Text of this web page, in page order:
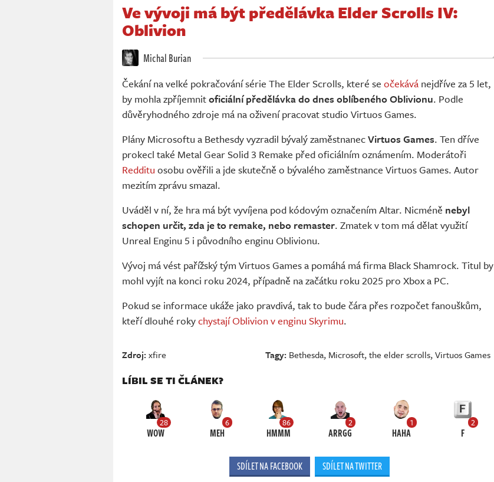
Ve vývoji má být předělávka Elder Scrolls IV:
Oblivion
Michal Burian
Čekání na velké pokračování série The Elder Scrolls, které se očekává nejdříve za 5 let,
by mohla zpříjemnitoficiální předělávka do dnes oblíbeného Oblivionu. Podle
důvěryhodného zdroje má na oživení pracovat studio Virtuos Games.
Plány Microsoftu a Bethesdy vyzradil bývalý zaměstnanecVirtuos Games. Ten dříve
prokecl také Metal Gear Solid 3 Remake před oficiálním oznámením. Moderátoři
Redditu osobu ověřili a jde skutečně o bývalého zaměstnance Virtuos Games. Autor
mezitím zprávu smazal.
Uváděl v ní, že hra má být vyvíjena pod kódovým označením Altar. Nicméně nebyl
schopen určit, zda je to remake, nebo remaster. Zmatek v tom má dělat využití
Unreal Enginu 5 i původního enginu Oblivionu.
Vývoj má vést pařížský tým Virtuos Games a pomáhá má firma Black Shamrock. Titul by
mohl vyjít na konci roku 2024, případně na začátku roku 2025 pro Xbox a PC.
Pokud se informace ukáže jako pravdivá, tak to bude čára přes rozpočet fanouškům,
kteří dlouhé rokychystají Oblivion v enginu Skyrimu.
Zdroj:xfire Tagy: Bethesda, Microsoft,the elder scrolls,Virtuos Games
LÍBIL SE TI ČLÁNEK?
28
WOW
6
MEH
86
HMMM
2
ARRGG
1
HAHA
2
F
SDÍLET NA FACEBOOK SDÍLET NA TWITTER